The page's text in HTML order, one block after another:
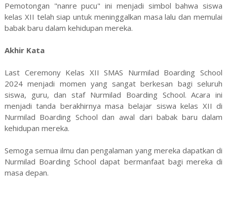
Pemotongan "nanre pucu" ini menjadi simbol bahwa siswa
kelas XII telah siap untuk meninggalkan masa lalu dan memulai
babak baru dalam kehidupan mereka.
Akhir Kata
Last Ceremony Kelas XII SMAS Nurmilad Boarding School
2024 menjadi momen yang sangat berkesan bagi seluruh
siswa, guru, dan staf Nurmilad Boarding School. Acara ini
menjadi tanda berakhirnya masa belajar siswa kelas XII di
Nurmilad Boarding School dan awal dari babak baru dalam
kehidupan mereka.
Semoga semua ilmu dan pengalaman yang mereka dapatkan di
Nurmilad Boarding School dapat bermanfaat bagi mereka di
masa depan.